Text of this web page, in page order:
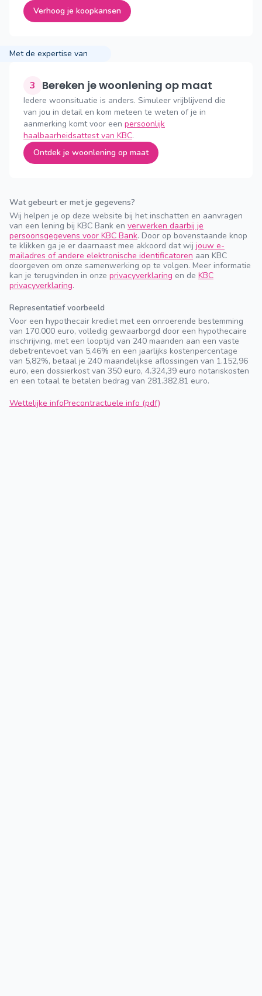
Verhoog je koopkansen
Met de expertise van
3 Bereken je woonlening op maat
Iedere woonsituatie is anders. Simuleer vrijblijvend die
van jou in detail en kom meteen te weten of je in
aanmerking komt voor een persoonlijk
haalbaarheidsattest van KBC.
Ontdek je woonlening op maat
Wat gebeurt er met je gegevens?
Wij helpen je op deze website bij het inschatten en aanvragen
van een lening bij KBC Bank en verwerken daarbij je
persoonsgegevens voor KBC Bank. Door op bovenstaande knop
te klikken ga je er daarnaast mee akkoord dat wij jouw e-
mailadres of andere elektronische identificatoren aan KBC
doorgeven om onze samenwerking op te volgen. Meer informatie
kan je terugvinden in onze privacyverklaring en de KBC
privacyverklaring.
Representatief voorbeeld
Voor een hypothecair krediet met een onroerende bestemming
van 170.000 euro, volledig gewaarborgd door een hypothecaire
inschrijving, met een looptijd van 240 maanden aan een vaste
debetrentevoet van 5,46% en een jaarlijks kostenpercentage
van 5,82%, betaal je 240 maandelijkse aflossingen van 1.152,96
euro, een dossierkost van 350 euro, 4.324,39 euro notariskosten
en een totaal te betalen bedrag van 281.382,81 euro.
Wettelijke infoPrecontractuele info (pdf)